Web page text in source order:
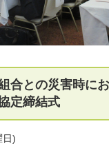
合との災害時に
定締結式
日)